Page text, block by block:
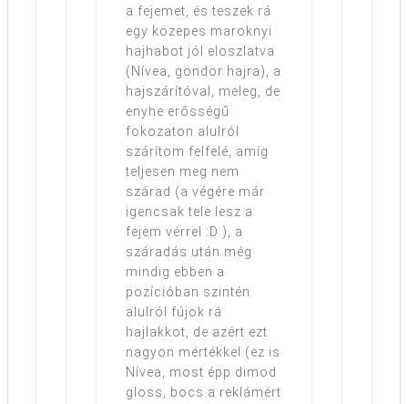
a fejemet, és teszek rá
egy közepes maroknyi
hajhabot jól eloszlatva
(Nívea, göndör hajra), a
hajszárítóval, meleg, de
enyhe erősségű
fokozaton alulról
szárítom felfelé, amíg
teljesen meg nem
szárad (a végére már
igencsak tele lesz a
fejem vérrel :D ), a
száradás után még
mindig ebben a
pozícióban szintén
alulról fújok rá
hajlakkot, de azért ezt
nagyon mértékkel (ez is
Nívea, most épp dimod
gloss, bocs a reklámért